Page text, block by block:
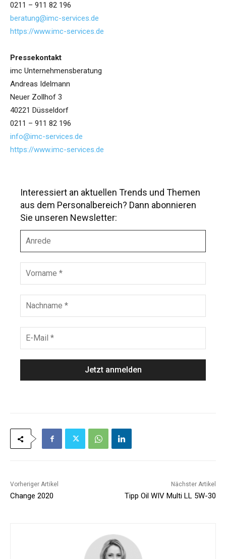
0211 – 911 82 196
beratung@imc-services.de
https://www.imc-services.de
Pressekontakt
imc Unternehmensberatung
Andreas Idelmann
Neuer Zollhof 3
40221 Düsseldorf
0211 – 911 82 196
info@imc-services.de
https://www.imc-services.de
Interessiert an aktuellen Trends und Themen
aus dem Personalbereich? Dann abonnieren
Sie unseren Newsletter:
r
e
e
r
n
m
c
h
a
M
a
l
Vorheriger Artikel
Change 2020
Nächster Artikel
Tipp Oil WIV Multi LL 5W-30